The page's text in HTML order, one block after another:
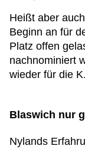
Heißt aber
Beginn an für
Platz offen
nachnominiert
wieder für die
Blaswich nur
Nylands